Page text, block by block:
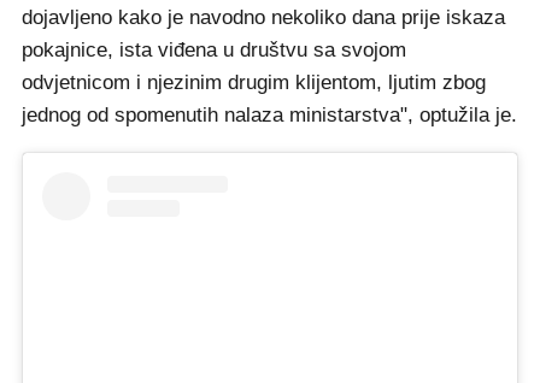
dojavljeno kako je navodno nekoliko dana prije iskaza
pokajnice, ista viđena u društvu sa svojom
odvjetnicom i njezinim drugim klijentom, ljutim zbog
jednog od spomenutih nalaza ministarstva", optužila je.